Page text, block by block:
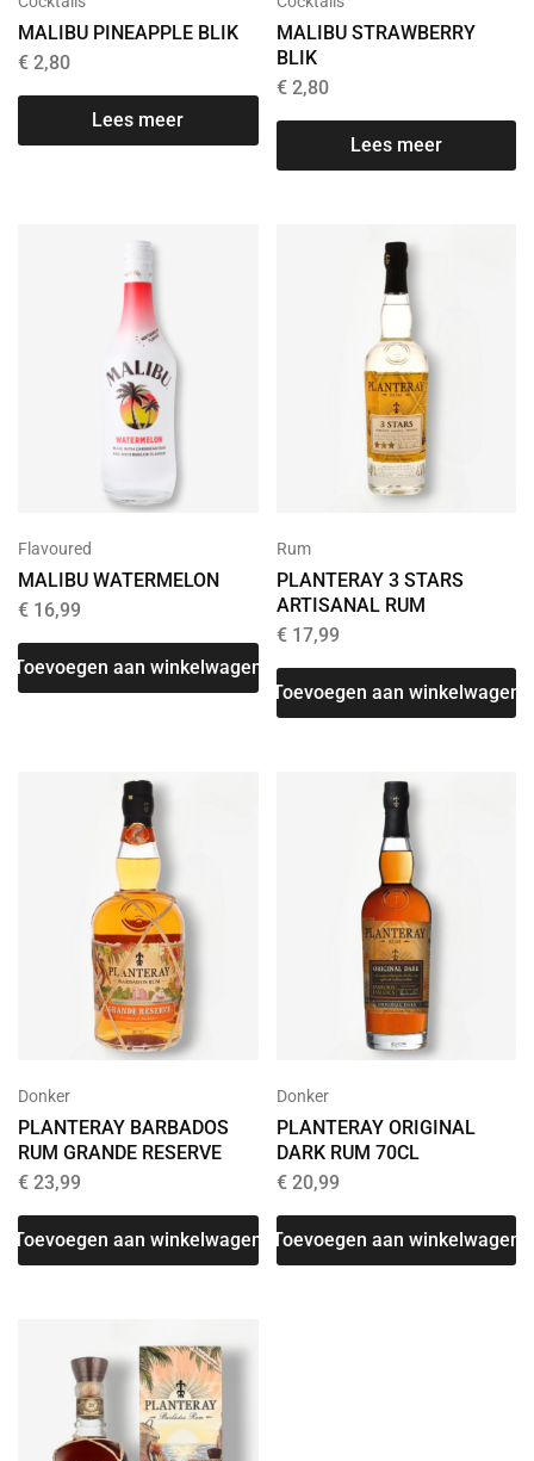
MALIBU PINEAPPLE BLIK
€ 2,80
Lees meer
MALIBU STRAWBERRY
BLIK
€2,80
Lees meer
Flavoured
MALIBU WATERMELON
€ 16,99
Toevoegen aan winkelwagen
Rum
PLANTERAY 3 STARS
ARTISANAL RUM
€17,99
Toevoegen aan winkelwagen
Donker
PLANTERAY BARBADOS
RUM GRANDE RESERVE
€ 23,99
Toevoegen aan winkelwagen
Donker
PLANTERAY ORIGINAL
DARK RUM 70CL
€20,99
Toevoegen aan winkelwagen